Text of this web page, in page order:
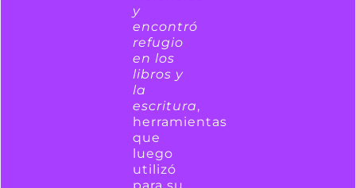
y
encontró
refugio
en los
libros y
la
escritura,
herramientas
que
luego
utilizó